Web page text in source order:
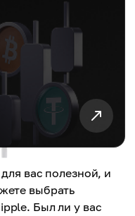
вас полезной, и
выбрать
Был ли у вас